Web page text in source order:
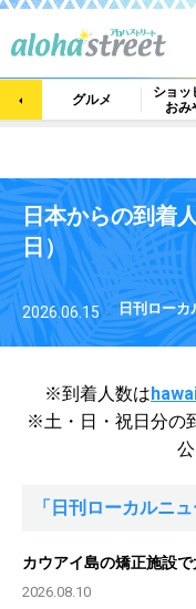
グルメ
ショッ
おみ
日本からの到着
日）
2026.06.15 日刊ローカ
※到着人数は
※土・日・祝日分の
「日刊ローカルニ
カウアイ島の矯正施設
2026.08.10